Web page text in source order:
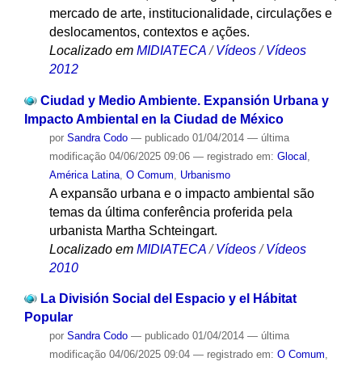
mercado de arte, institucionalidade, circulações e
deslocamentos, contextos e ações.
Localizado em MIDIATECA /Vídeos /Vídeos
2012
Ciudad y Medio Ambiente. Expansión Urbana y
Impacto Ambiental en la Ciudad de México
por Sandra Codo — publicado01/04/2014 — última
modificação04/06/2025 09:06 — registrado em: Glocal
América Latina, O Comum Urbanismo
A expansão urbana e o impacto ambiental são
temas da última conferência proferida pela
urbanista Martha Schteingart.
Localizado em MIDIATECA /Vídeos /Vídeos
2010
La División Social del Espacio y el Hábitat
Popular
por Sandra Codo — publicado01/04/2014 — última
modificação04/06/2025 09:04 — registrado em: O Comum,